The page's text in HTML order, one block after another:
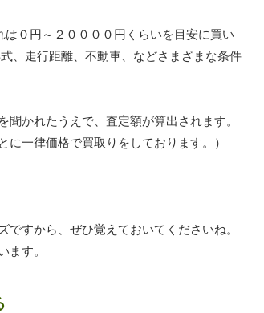
は０円～２００００円くらいを目安に買い
、走行距離、不動車、などさまざまな条件
かれたうえで、査定額が算出されます。
に一律価格で買取りをしております。）
すから、ぜひ覚えておいてくださいね。
ます。